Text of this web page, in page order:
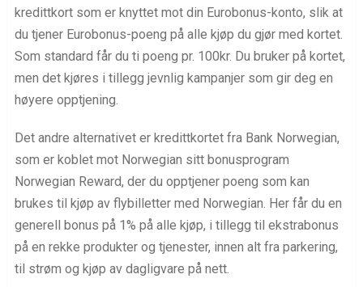
kredittkort som er knyttet mot din Eurobonus-konto, slik at
du tjener Eurobonus-poeng på alle kjøp du gjør med kortet.
Som standard får du ti poeng pr. 100kr. Du bruker på kortet,
men det kjøres i tillegg jevnlig kampanjer som gir deg en
høyere opptjening.
Det andre alternativet er kredittkortet fra Bank Norwegian,
som er koblet mot Norwegian sitt bonusprogram
Norwegian Reward, der du opptjener poeng som kan
brukes til kjøp av flybilletter med Norwegian. Her får du en
generell bonus på 1% på alle kjøp, i tillegg til ekstrabonus
på en rekke produkter og tjenester, innen alt fra parkering,
til strøm og kjøp av dagligvare på nett.